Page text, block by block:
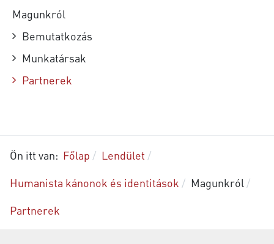
Magunkról
Bemutatkozás
Munkatársak
Partnerek
Ön itt van: Főlap
Lendület
Humanista kánonok és identitások
Magunkról
Partnerek